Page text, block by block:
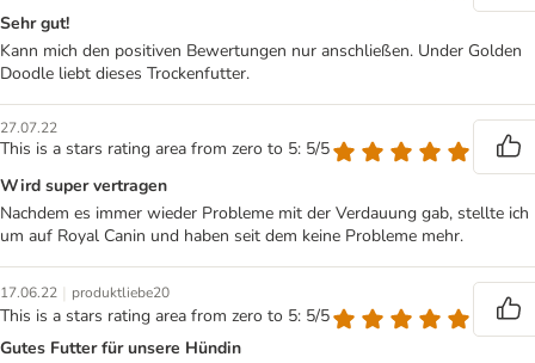
Sehr gut!
Kann mich den positiven Bewertungen nur anschließen. Under Golden
Doodle liebt dieses Trockenfutter.
27.07.22
This is a stars rating area from zero to 5: 5/5
Wird super vertragen
Nachdem es immer wieder Probleme mit der Verdauung gab, stellte ich
um auf Royal Canin und haben seit dem keine Probleme mehr.
17.06.22 | produktliebe20
This is a stars rating area from zero to 5: 5/5
Gutes Futter für unsere Hündin